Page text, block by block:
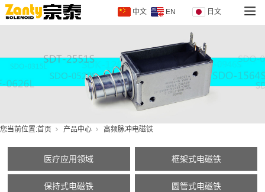
中文 EN 日文
您当前位置:首页 产品中心 高频脉冲电磁铁
医疗应用领域 框架式电磁铁
保持式电磁铁 圆管式电磁铁